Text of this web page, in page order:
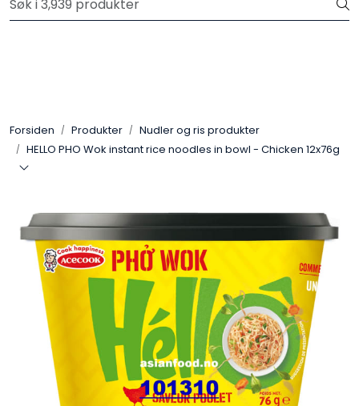
Skip to main content
Velkommen til vår nye nettbutikk! Trykk her for å lese mer
Forsiden Produkter
Nudler og ris produkter
HELLO PHO Wok instant rice noodles in bowl - Chicken 12x76g
Restaurantprodukter